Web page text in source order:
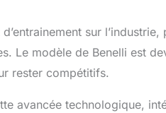
sur
Le modèle de Benelli est
rester compétitifs.
avancée technologique,